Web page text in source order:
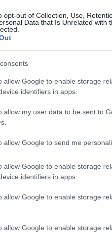
opt-out of Collection, Use,
Data that Is Unrelated with
allow Google to enable storage
identifiers in apps.
allow my user data to be sent to
allow Google to send me
allow Google to enable storage
identifiers in apps.
allow Google to enable storage
allow Google to enable storage
riguardo a una
sul mare. Veniamo
a favore. È
e responsabile,
se nel programma
di un grattacielo in tale
comunali, vogliamo
e potenzialmente
urbanistiche, temi che
a consultare i
2024 raccontano
mosse.